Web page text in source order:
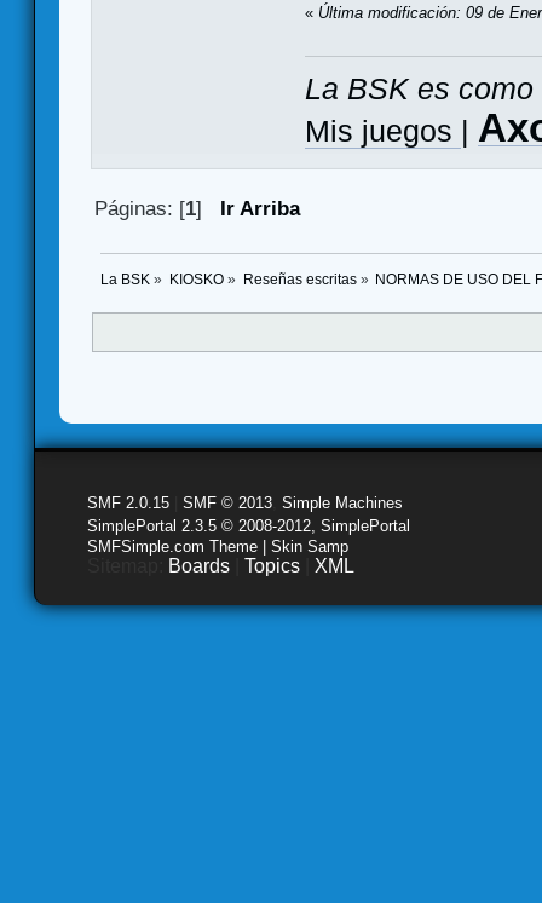
« Última modificación: 09 de
La BSK es
Mis juegos |
Páginas: [1] Ir Arriba
La BSK » KIOSKO» Reseñas escritas» NORMAS DE USO DEL
SMF 2.0.15 SMF © 2013 Simple Machines
SimplePortal 2.3.5 © 2008-2012, SimplePortal
SMFSimple.com Theme | Skin Samp
Boards Topics XML